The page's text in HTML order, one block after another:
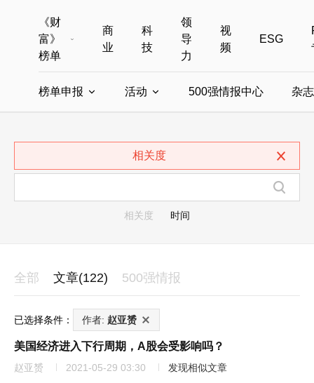
《财
富》
榜单
全部榜单
中国最具影响力商界女性
商
业
科
技
领
导
力
视
频
ESG
榜单申报 活动 500强情报中心 杂
相关度
相关度 时间
全部 文章(122) 500强情报
已选择条件： 作者: 赵亚赟
美国经济进入下行周期，A股会受影响吗？
赵亚赟 2021-05-29 03:30
发现相似文章